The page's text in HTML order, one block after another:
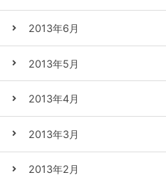
2013年6月
2013年5月
2013年4月
2013年3月
2013年2月